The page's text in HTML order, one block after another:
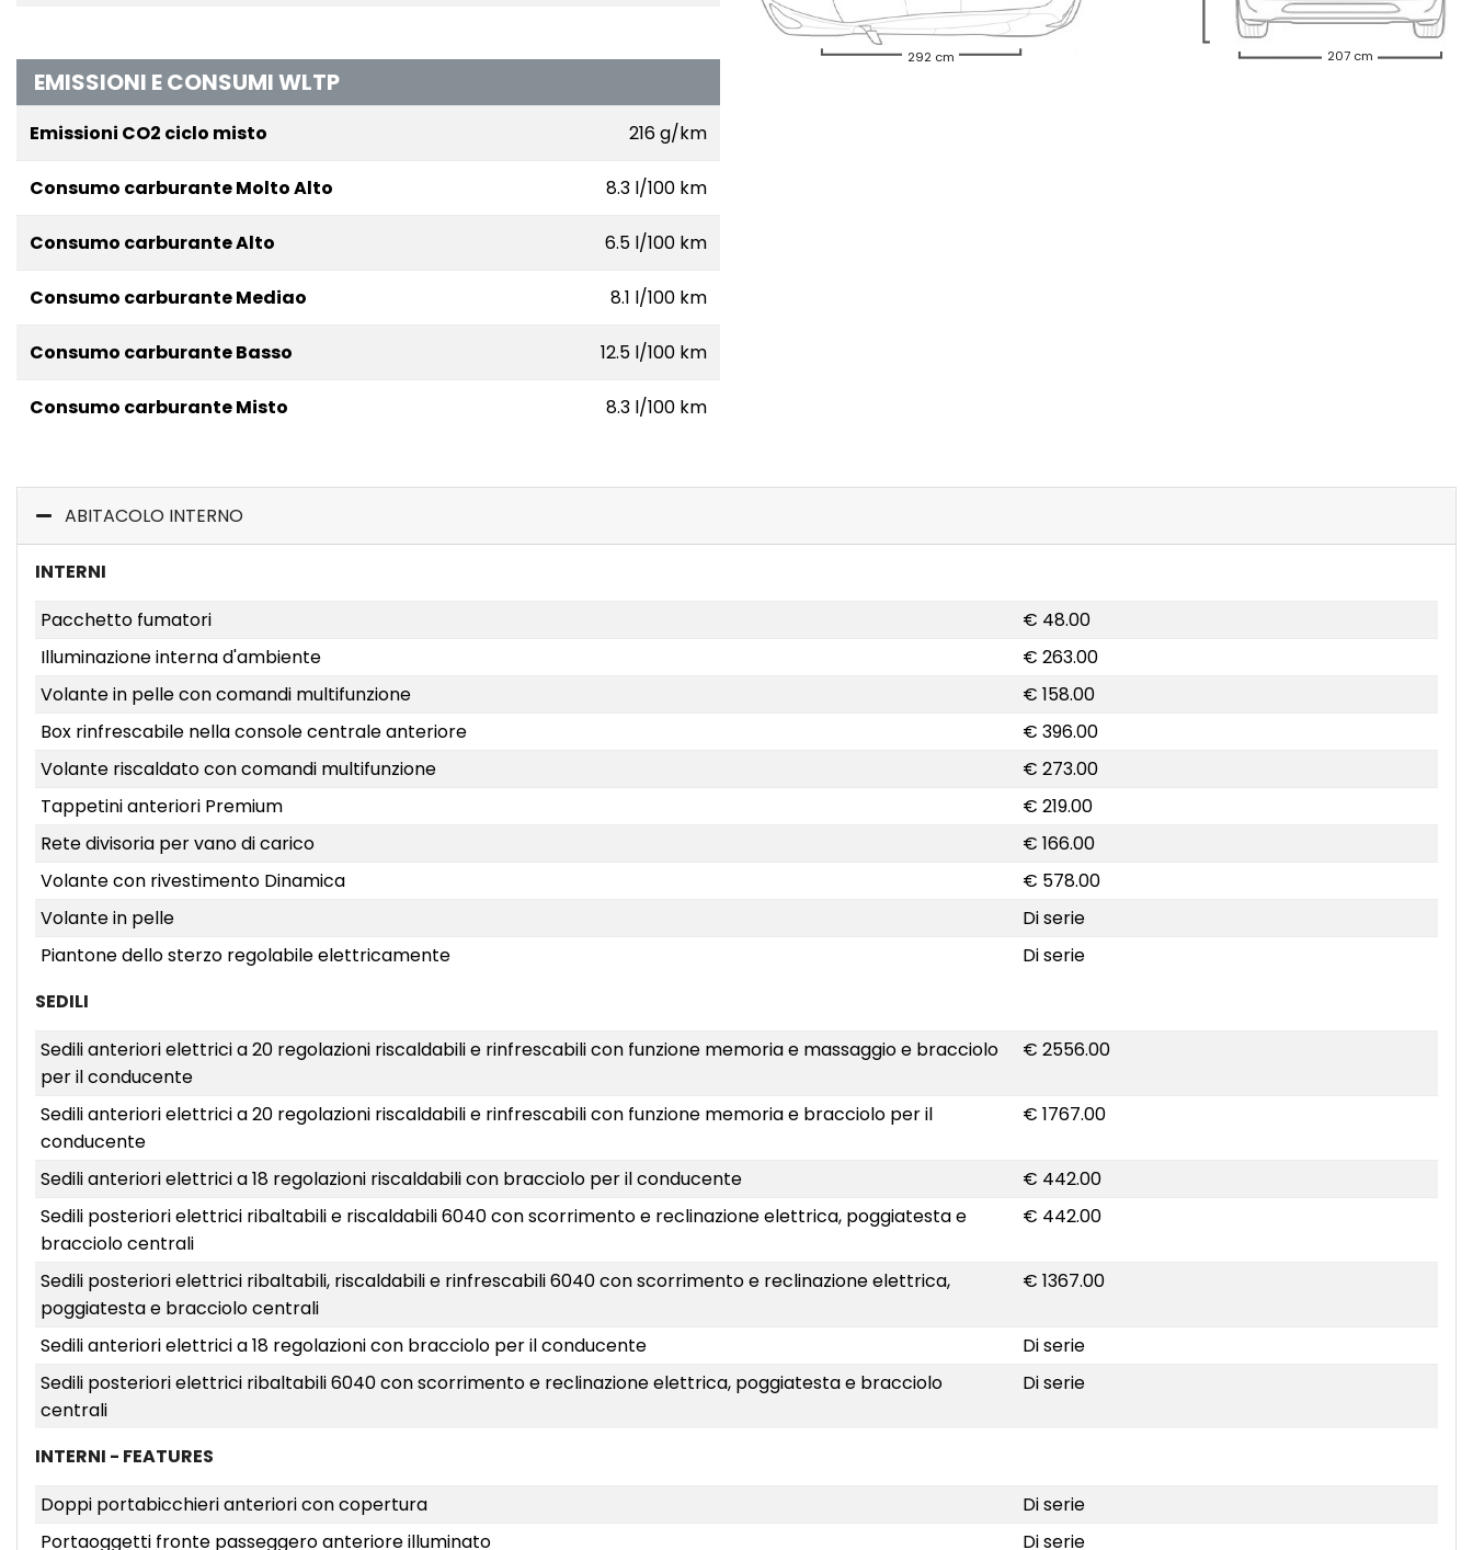
EMISSIONI E CONSUMI WLTP
Emissioni CO2 ciclo misto 216 g/km
Consumo carburante Molto Alto 8.3 l/100 km
Consumo carburante Alto 6.5 l/100 km
Consumo carburante Mediao 8.1 l/100 km
Consumo carburante Basso 12.5 l/100 km
Consumo carburante Misto 8.3 l/100 km
292 cm 207 cm
ABITACOLO INTERNO
INTERNI
Pacchetto fumatori
€ 48.00
Illuminazione interna d'ambiente
€ 263.00
Volante in pelle con comandi multifunzione
€ 158.00
Box rinfrescabile nella console centrale anteriore
€ 396.00
Volante riscaldato con comandi multifunzione
€ 273.00
Tappetini anteriori Premium
€ 219.00
Rete divisoria per vano di carico
€ 166.00
Volante con rivestimento Dinamica
€ 578.00
Volante in pelle
Di serie
Piantone dello sterzo regolabile elettricamente
Di serie
SEDILI
Sedili anteriori elettrici a 20 regolazioni riscaldabili e rinfrescabili con funzione memoria e massaggio e bracciolo
per il conducente
€ 2556.00
Sedili anteriori elettrici a 20 regolazioni riscaldabili e rinfrescabili con funzione memoria e bracciolo per il
conducente
€ 1767.00
Sedili anteriori elettrici a 18 regolazioni riscaldabili con bracciolo per il conducente
€ 442.00
Sedili posteriori elettrici ribaltabili e riscaldabili 6040 con scorrimento e reclinazione elettrica, poggiatesta e
bracciolo centrali
€ 442.00
Sedili posteriori elettrici ribaltabili, riscaldabili e rinfrescabili 6040 con scorrimento e reclinazione elettrica,
poggiatesta e bracciolo centrali
€ 1367.00
Sedili anteriori elettrici a 18 regolazioni con bracciolo per il conducente
Di serie
Sedili posteriori elettrici ribaltabili 6040 con scorrimento e reclinazione elettrica, poggiatesta e bracciolo
centrali
Di serie
INTERNI - FEATURES
Doppi portabicchieri anteriori con copertura
Di serie
Portaoggetti fronte passeggero anteriore illuminato
Di serie